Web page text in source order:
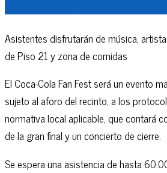
Asistentes disfrutarán de música,
de Piso 21 y zona de comidas
El Coca-Cola Fan Fest será un evento
sujeto al aforo del recinto, a los
normativa local aplicable, que contará
de la gran final y un concierto de cierre.
Se espera una asistencia de hasta